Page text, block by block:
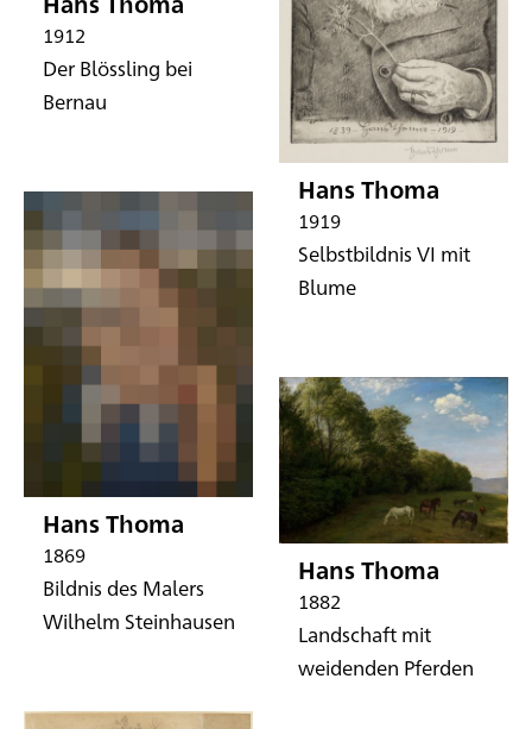
1912
Der Blössling bei
Bernau
Hans Thoma
1919
Selbstbildnis VI mit
Blume
Hans Thoma
1869
Bildnis des Malers
Wilhelm Steinhausen
Hans Thoma
1882
Landschaft mit
weidenden Pferden